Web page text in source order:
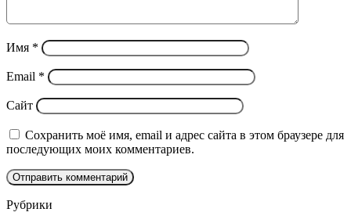
Имя *
Email *
Сайт
Сохранить моё имя, email и адрес сайта в этом браузере для
последующих моих комментариев.
Рубрики